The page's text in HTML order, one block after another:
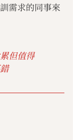
需求的同事來
但值得